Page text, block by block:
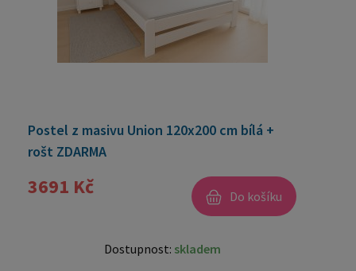
Postel z masivu Union 120x200 cm bílá +
rošt ZDARMA
3691 Kč Do košíku
Dostupnost: skladem